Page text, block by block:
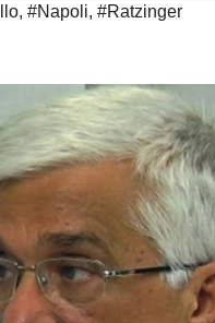
, #Napoli, #Ratzinger